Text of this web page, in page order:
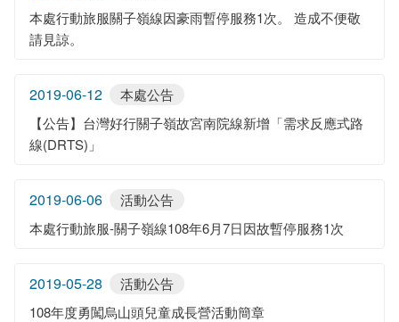
本處行動旅服關子嶺線因豪雨暫停服務1次。 造成不便敬
請見諒。
2019-06-12
本處公告
【公告】台灣好行關子嶺故宮南院線新增「需求反應式路
線(DRTS)」
2019-06-06
活動公告
本處行動旅服-關子嶺線108年6月7日因故暫停服務1次
2019-05-28
活動公告
108年度勇闖烏山頭兒童成長營活動簡章